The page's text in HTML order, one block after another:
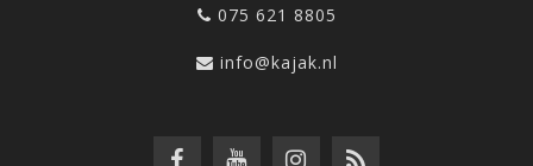
075 621 8805
info@kajak.nl